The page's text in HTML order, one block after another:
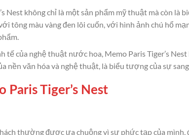
không chỉ là một sản phẩm mỹ thuật mà còn là
tông màu vàng đen lôi cuốn, với hình ảnh chú hổ
của nghệ thuật nước hoa, Memo Paris Tiger’s
nền văn hóa và nghệ thuật, là biểu tượng của sự
Paris Tiger’s Nest
thường được ưa chuộng vì sự phức tạp của mình,